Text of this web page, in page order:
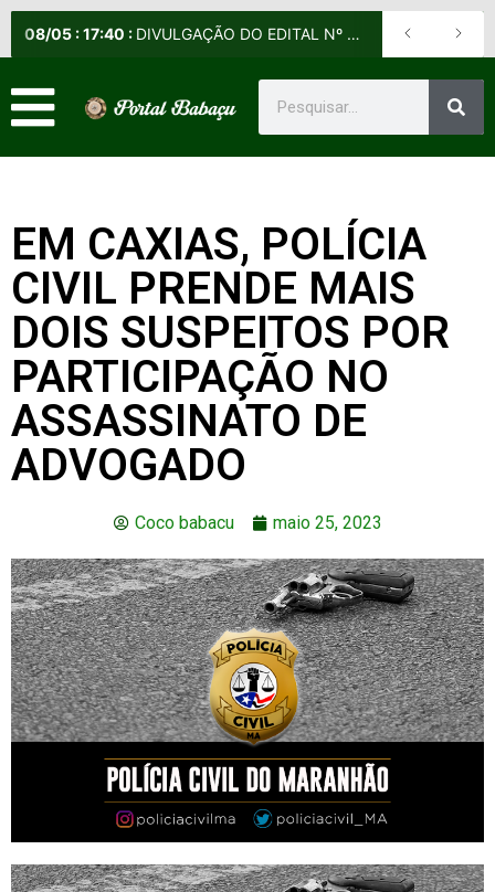
08/05 :17:40 : DIVULGAÇÃO DO EDITAL Nº 013/2026-DE (NORMAS E DIRETRIZES PARA O EXAME DE APTIDÃO PROFISSIONAL DOS 1º TENENTES DOS DIVERSOS QUADROS)
EM CAXIAS, POLÍCIA
CIVIL PRENDE MAIS
DOIS SUSPEITOS POR
PARTICIPAÇÃO NO
ASSASSINATO DE
ADVOGADO
Coco babacu maio 25, 2023